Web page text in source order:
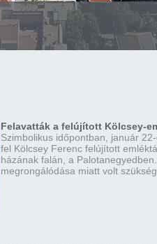
Felavatták a felújított Kölcsey-
Szimbolikus időpontban, január
fel Kölcsey Ferenc felújított
házának falán, a
megrongálódása miatt volt